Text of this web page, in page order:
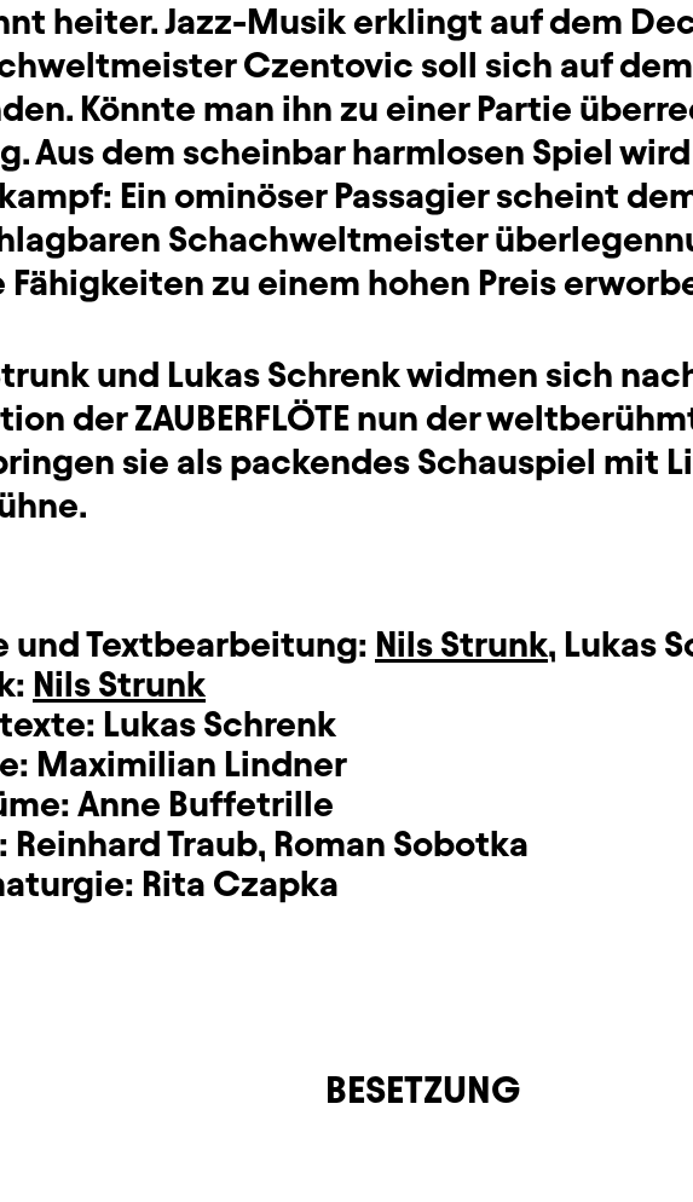
heiter. Jazz-Musik erklingt auf dem
Czentovic soll sich auf
Könnte man ihn zu einer Partie
Aus dem scheinbar harmlosen Spiel
Ein ominöser Passagier scheint
Schachweltmeister
Fähigkeiten zu einem hohen Preis
und Lukas Schrenk widmen sich
der ZAUBERFLÖTE nun der
sie als packendes Schauspiel mit
und Textbearbeitung: Nils Strunk, Lukas
Nils Strunk
Lukas Schrenk
Maximilian Lindner
Anne Buffetrille
Reinhard Traub, Roman Sobotka
Rita Czapka
BESETZUNG